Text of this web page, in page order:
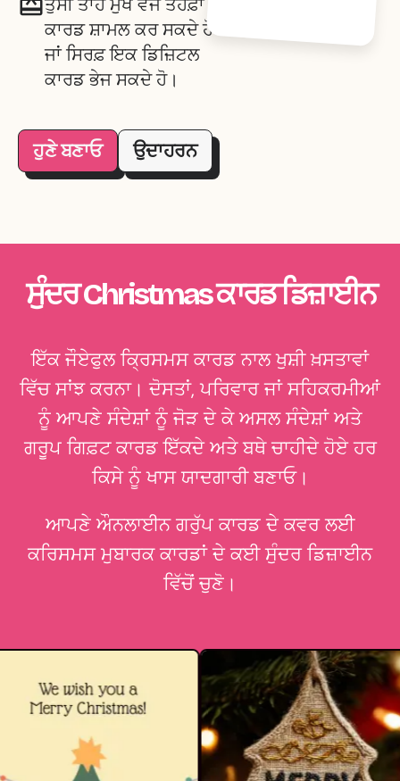
ਕਾਰਡ ਸ਼ਾਮਲ ਕਰ ਸਕਦੇ ਹੋ
ਜਾਂ ਸਿਰਫ਼ ਇਕ ਡਿਜ਼ਿਟਲ
ਕਾਰਡ ਭੇਜ ਸਕਦੇ ਹੋ।
ਹੁਣੇ ਬਣਾਓ ਉਦਾਹਰਨ
ਸੁੰਦਰ Christmas ਕਾਰਡ ਡਿਜ਼ਾਈਨ
ਇੱਕ ਜੌਏਫੁਲ ਕ੍ਰਿਸਮਸ ਕਾਰਡ ਨਾਲ ਖੁਸ਼ੀ ਖ਼ਸਤਾਵਾਂ
ਵਿੱਚ ਸਾਂਝ ਕਰਨਾ। ਦੋਸਤਾਂ, ਪਰਿਵਾਰ ਜਾਂ ਸਹਿਕਰਮੀਆਂ
ਨੂੰ ਆਪਣੇ ਸੰਦੇਸ਼ਾਂ ਨੂੰ ਜੋੜ ਦੇ ਕੇ ਅਸਲ ਸੰਦੇਸ਼ਾਂ ਅਤੇ
ਗਰੂਪ ਗਿਫ਼ਟ ਕਾਰਡ ਇੱਕਦੇ ਅਤੇ ਬਥੇ ਚਾਹੀਦੇ ਹੋਏ ਹਰ
ਕਿਸੇ ਨੂੰ ਖਾਸ ਯਾਦਗਾਰੀ ਬਣਾਓ।
ਆਪਣੇ ਔਨਲਾਈਨ ਗਰੁੱਪ ਕਾਰਡ ਦੇ ਕਵਰ ਲਈ
ਕਰਿਸਮਸ ਮੁਬਾਰਕ ਕਾਰਡਾਂ ਦੇ ਕਈ ਸੁੰਦਰ ਡਿਜ਼ਾਈਨ
ਵਿੱਚੋਂ ਚੁਣੋ।